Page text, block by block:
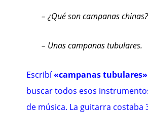
– ¿Qué son campanas
– Unas campanas tubulares.
Escribí«campanas tubulares»
buscar todos esos
de música. La guitarra costaba